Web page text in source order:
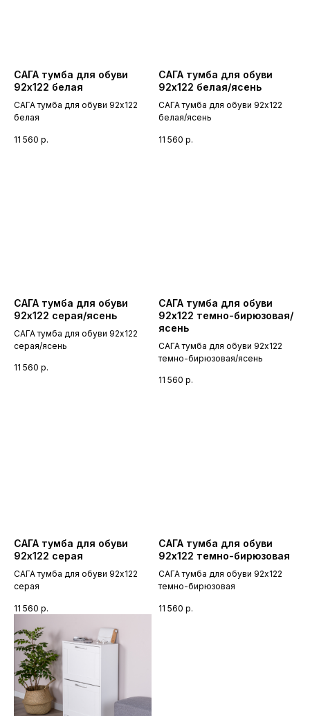
САГА тумба для обуви
92х122 белая
САГА тумба для обуви 92х122
белая
11 560 р.
САГА тумба для обуви
92х122 белая/ясень
САГА тумба для обуви 92х122
белая/ясень
11 560 р.
САГА тумба для обуви
92х122 серая/ясень
САГА тумба для обуви 92х122
серая/ясень
11 560 р.
САГА тумба для обуви
92х122 темно-бирюзовая/
ясень
САГА тумба для обуви 92х122
темно-бирюзовая/ясень
11 560 р.
САГА тумба для обуви
92х122 серая
САГА тумба для обуви 92х122
серая
11 560 р.
САГА тумба для обуви
92х122 темно-бирюзовая
САГА тумба для обуви 92х122
темно-бирюзовая
11 560 р.